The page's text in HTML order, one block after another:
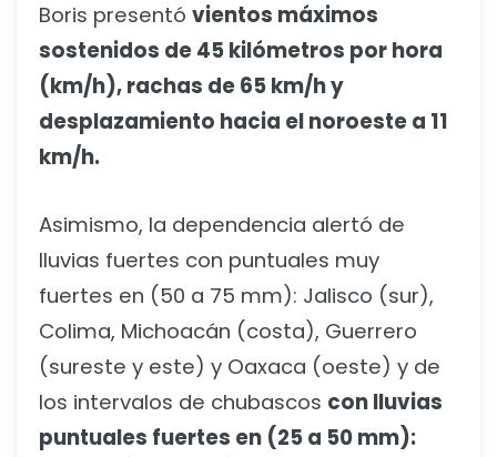
Boris presentó vientos máximos
sostenidos de 45 kilómetros por hora
(km/h), rachas de 65 km/h y
desplazamiento hacia el noroeste a 11
km/h.
Asimismo, la dependencia alertó de
lluvias fuertes con puntuales muy
fuertes en (50 a 75 mm): Jalisco (sur),
Colima, Michoacán (costa), Guerrero
(sureste y este) y Oaxaca (oeste) y de
los intervalos de chubascos con lluvias
puntuales fuertes en (25 a 50 mm):